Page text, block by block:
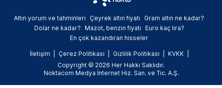
Altın yorum ve tahminleri Çeyrek altın fiyatı
Gram altın ne kadar?
Dolar ne kadar?
Mazot, benzin fiyatı
Euro kaç lira?
En çok kazandıran hisseler
İletişim Çerez Politikası Gizlilik Politikası
KVKK
Copyright © 2026 Her Hakkı Saklıdır.
Noktacom Medya İnternet Hiz. San. ve Tic. A.Ş.